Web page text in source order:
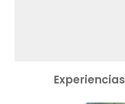
Experiencias